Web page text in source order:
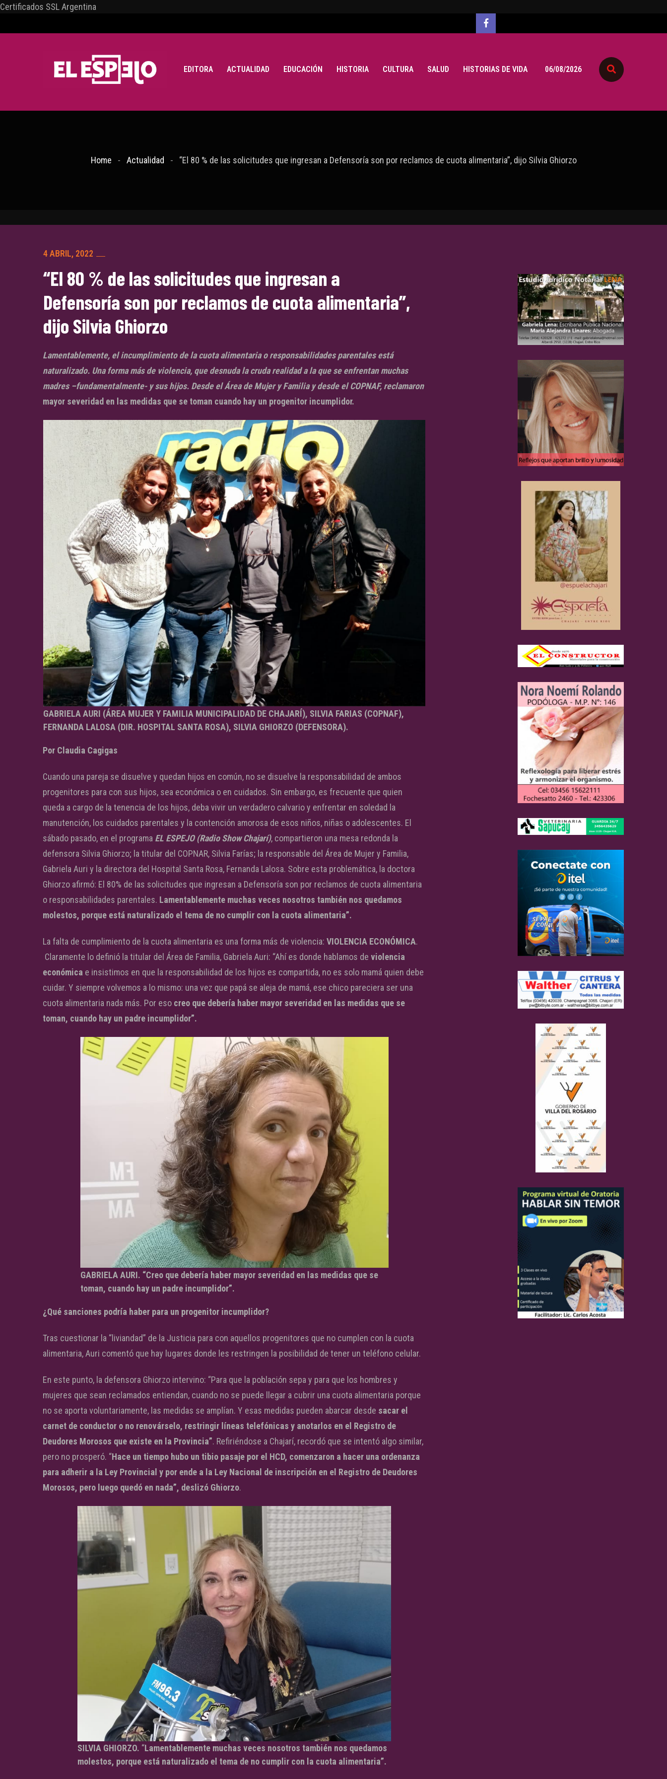
Certificados SSL Argentina
EDITORA ACTUALIDAD EDUCACIÓN HISTORIA CULTURA SALUD HISTORIAS DE VIDA 06/08/2026
Home Actualidad “El 80 % de las solicitudes que ingresan a Defensoría son por reclamos de cuota alimentaria”, dijo Silvia Ghiorzo
4 ABRIL, 2022
“El 80 % de las solicitudes que ingresan a
Defensoría son por reclamos de cuota alimentaria”,
dijo Silvia Ghiorzo
Lamentablemente, el incumplimiento de la cuota alimentaria o responsabilidades parentales está
naturalizado. Una forma más de violencia, que desnuda la cruda realidad a la que se enfrentan muchas
madres –fundamentalmente- y sus hijos. Desde el Área de Mujer y Familia y desde el COPNAF, reclamaron
mayor severidad en las medidas que se toman cuando hay un progenitor incumplidor.
GABRIELA AURI (ÁREA MUJER Y FAMILIA MUNICIPALIDAD DE CHAJARÍ), SILVIA FARIAS (COPNAF),
FERNANDA LALOSA (DIR. HOSPITAL SANTA ROSA), SILVIA GHIORZO (DEFENSORA).
Por Claudia Cagigas
Cuando una pareja se disuelve y quedan hijos en común, no se disuelve la responsabilidad de ambos
progenitores para con sus hijos, sea económica o en cuidados. Sin embargo, es frecuente que quien
queda a cargo de la tenencia de los hijos, deba vivir un verdadero calvario y enfrentar en soledad la
manutención, los cuidados parentales y la contención amorosa de esos niños, niñas o adolescentes. El
sábado pasado, en el programa EL ESPEJO (Radio Show Chajarí), compartieron una mesa redonda la
defensora Silvia Ghiorzo; la titular del COPNAR, Silvia Farías; la responsable del Área de Mujer y Familia,
Gabriela Auri y la directora del Hospital Santa Rosa, Fernanda Lalosa. Sobre esta problemática, la doctora
Ghiorzo afirmó: El 80% de las solicitudes que ingresan a Defensoría son por reclamos de cuota alimentaria
o responsabilidades parentales. Lamentablemente muchas veces nosotros también nos quedamos
molestos, porque está naturalizado el tema de no cumplir con la cuota alimentaria”.
La falta de cumplimiento de la cuota alimentaria es una forma más de violencia: VIOLENCIA ECONÓMICA.
Claramente lo definió la titular del Área de Familia, Gabriela Auri: “Ahí es donde hablamos de violencia
económica e insistimos en que la responsabilidad de los hijos es compartida, no es solo mamá quien debe
cuidar. Y siempre volvemos a lo mismo: una vez que papá se aleja de mamá, ese chico pareciera ser una
cuota alimentaria nada más. Por eso creo que debería haber mayor severidad en las medidas que se
toman, cuando hay un padre incumplidor”.
GABRIELA AURI. “Creo que debería haber mayor severidad en las medidas que se
toman, cuando hay un padre incumplidor”.
¿Qué sanciones podría haber para un progenitor incumplidor?
Tras cuestionar la “liviandad” de la Justicia para con aquellos progenitores que no cumplen con la cuota
alimentaria, Auri comentó que hay lugares donde les restringen la posibilidad de tener un teléfono celular.
En este punto, la defensora Ghiorzo intervino: “Para que la población sepa y para que los hombres y
mujeres que sean reclamados entiendan, cuando no se puede llegar a cubrir una cuota alimentaria porque
no se aporta voluntariamente, las medidas se amplían. Y esas medidas pueden abarcar desde sacar el
carnet de conductor o no renovárselo, restringir líneas telefónicas y anotarlos en el Registro de
Deudores Morosos que existe en la Provincia”. Refiriéndose a Chajarí, recordó que se intentó algo similar,
pero no prosperó. “Hace un tiempo hubo un tibio pasaje por el HCD, comenzaron a hacer una ordenanza
para adherir a la Ley Provincial y por ende a la Ley Nacional de inscripción en el Registro de Deudores
Morosos, pero luego quedó en nada”, deslizó Ghiorzo.
SILVIA GHIORZO. “Lamentablemente muchas veces nosotros también nos quedamos
molestos, porque está naturalizado el tema de no cumplir con la cuota alimentaria”.